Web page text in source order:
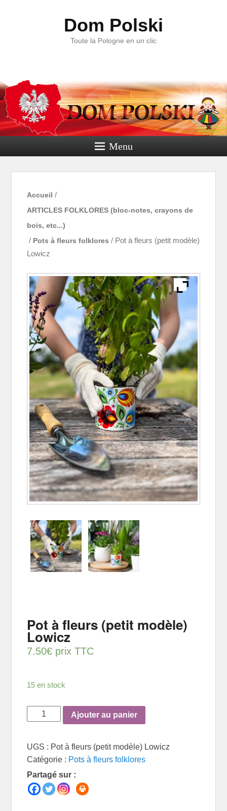
Dom Polski
Toute la Pologne en un clic
Menu
Accueil /
ARTICLES FOLKLORES (bloc-notes, crayons de
bois, etc...)
/ Pots à fleurs folklores / Pot à fleurs (petit modèle)
Lowicz
Pot à fleurs (petit modèle)
Lowicz
7.50€ prix TTC
15 en stock
quantité
de
à
fleurs
(petit
modèle)
Ajouter au panier
UGS : Pot à fleurs (petit modèle) Lowicz
Catégorie : Pots à fleurs folklores
Partagé sur :